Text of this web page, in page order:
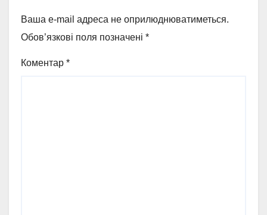
Ваша e-mail адреса не оприлюднюватиметься.
Обов’язкові поля позначені *
Коментар *